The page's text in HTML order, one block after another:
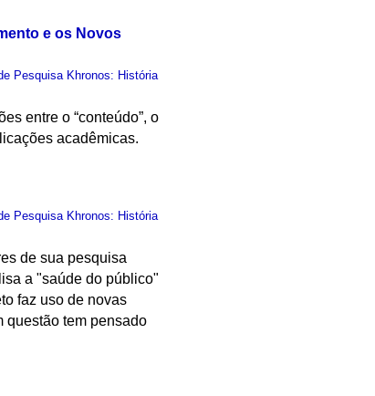
e os Novos
Pesquisa Khronos: História
entre o “conteúdo”, o
acadêmicas.
Pesquisa Khronos: História
de sua pesquisa
a "saúde do público"
faz uso de novas
questão tem pensado